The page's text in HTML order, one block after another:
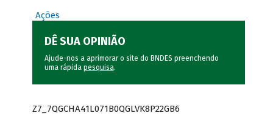
Ações
DÊ SUA OPINIÃO
Ajude-nos a aprimorar o site do BNDES preenchendo
uma rápida pesquisa.
Z7_7QGCHA41L071B0QGLVK8P22GB6